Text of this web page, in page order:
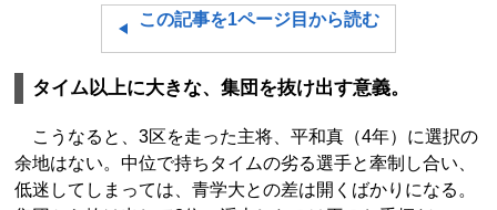
この記事を1ページ目から読む
タイム以上に大きな、集団を抜け出す意義。
こうなると、3区を走った主将、平和真（4年）に選択の
余地はない。中位で持ちタイムの劣る選手と牽制し合い、
低迷してしまっては、青学大との差は開くばかりになる。